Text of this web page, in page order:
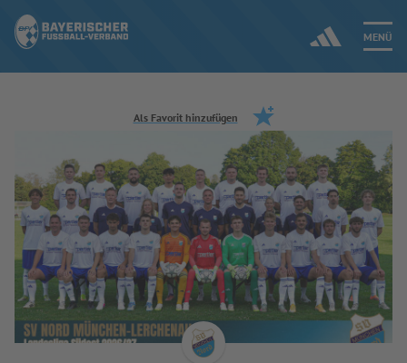
MENÜ
Jetzt einloggen
ERGEBNISSE & WETTBEWERBE
NEUIGKEITEN
SPIELBETRIEB & VERBANDSLEBEN
AUSBILDUNG & FÖRDERUNG
Als Favorit hinzufügen